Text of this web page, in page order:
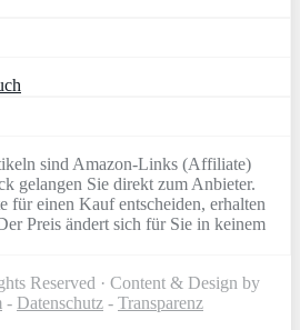
sind Amazon-Links (Affiliate)
gelangen Sie direkt zum Anbieter.
für einen Kauf entscheiden, erhalten
Preis ändert sich für Sie in keinem
Reserved · Content & Design by
- Datenschutz - Transparenz